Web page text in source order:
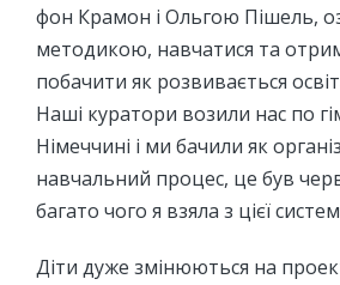
фон Крамон і Ольгою Пішель,
методикою, навчатися та
побачити як розвивається
Наші куратори возили нас по
Німеччині і ми бачили як
навчальний процес, це був
багато чого я взяла з цієї
Діти дуже змінюються на